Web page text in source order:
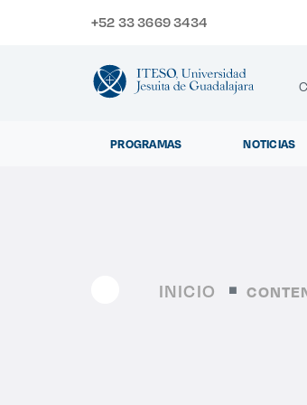
+52 33 3669 3434
PROGRAMAS NOTICIAS
INICIO